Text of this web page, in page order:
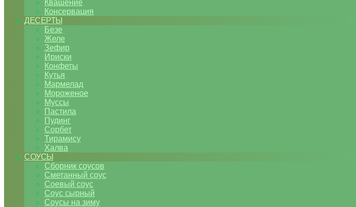
Квашение
Консервация
ДЕСЕРТЫ
Безе
Желе
Зефир
Ириски
Конфеты
Кутья
Мармелад
Мороженое
Муссы
Пастила
Пудинг
Сорбет
Тирамису
Халва
СОУСЫ
Сборник соусов
Сметанный соус
Соевый соус
Соус сырный
Соусы на зиму